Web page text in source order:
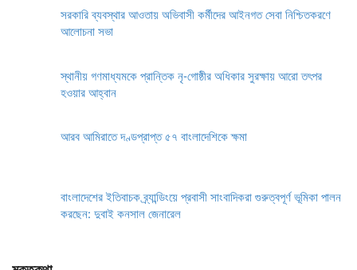
সরকারি ব্যবস্থার আওতায় অভিবাসী কর্মীদের আইনগত সেবা নিশ্চিতকরণে
আলোচনা সভা
স্থানীয় গণমাধ্যমকে প্রান্তিক নৃ-গোষ্ঠীর অধিকার সুরক্ষায় আরো তৎপর
হওয়ার আহ্বান
আরব আমিরাতে দণ্ডপ্রাপ্ত ৫৭ বাংলাদেশিকে ক্ষমা
বাংলাদেশের ইতিবাচক ব্র্যান্ডিংয়ে প্রবাসী সাংবাদিকরা গুরুত্বপূর্ণ ভূমিকা পালন
করছেন: দুবাই কনসাল জেনারেল